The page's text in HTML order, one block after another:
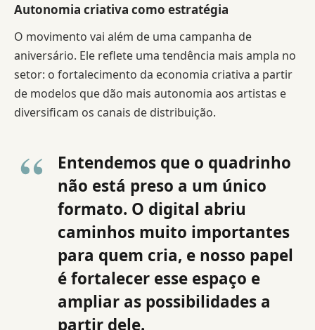
Autonomia criativa como estratégia
O movimento vai além de uma campanha de
aniversário. Ele reflete uma tendência mais ampla no
setor: o fortalecimento da economia criativa a partir
de modelos que dão mais autonomia aos artistas e
diversificam os canais de distribuição.
Entendemos que o quadrinho
não está preso a um único
formato. O digital abriu
caminhos muito importantes
para quem cria, e nosso papel
é fortalecer esse espaço e
ampliar as possibilidades a
partir dele.